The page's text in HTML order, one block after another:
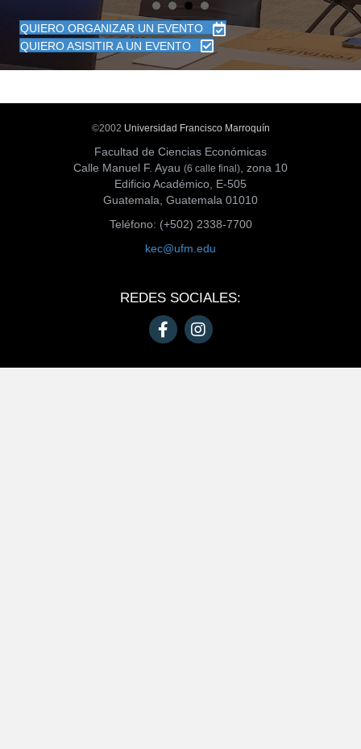
QUIERO ORGANIZAR UN EVENTO
QUIERO ASISITIR A UN EVENTO
©2002 Universidad Francisco Marroquín
Facultad de Ciencias Económicas
Calle Manuel F. Ayau (6 calle final) , zona 10
Edificio Académico, E-505
Guatemala, Guatemala 01010
Teléfono: (+502) 2338-7700
kec@ufm.edu
REDES SOCIALES: